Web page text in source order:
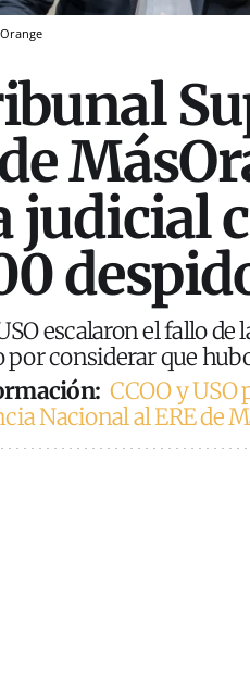
judicial
escalaron el fallo
por considerar que
CCOO y
Nacional al ERE de